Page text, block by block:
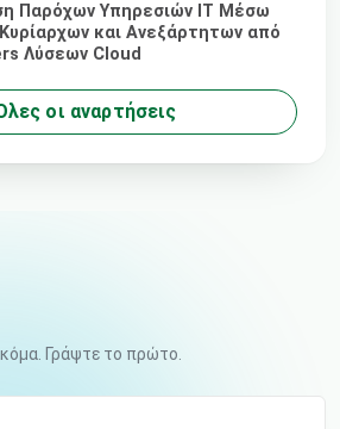
Παρόχων Υπηρεσιών IT Μέσω
και Ανεξάρτητων από
Λύσεων Cloud
οι αναρτήσεις
Γράψτε το πρώτο.